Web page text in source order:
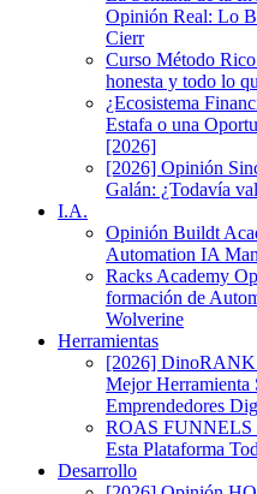
Opinión Real: Lo
Cierr
Curso Método
honesta y todo lo
¿Ecosistema
Estafa o una
[2026]
[2026] Opinión
Galán: ¿Todavía
I.A.
Opinión Buildt
Automation IA
Racks Academy
formación de
Wolverine
Herramientas
[2026] DinoRANK
Mejor Herramienta
Emprendedores
ROAS FUNNELS
Esta Plataforma
Desarrollo